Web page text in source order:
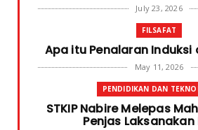
July 23, 2026
FILSAFAT
Apa itu Penalaran Induksi
May 11, 2026
PENDIDIKAN DAN
STKIP Nabire Melepas
Penjas Laksanakan